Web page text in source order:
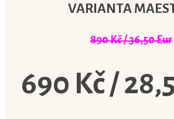
VARIANTA
890 Kč / 36,50 Eur
690 Kč /